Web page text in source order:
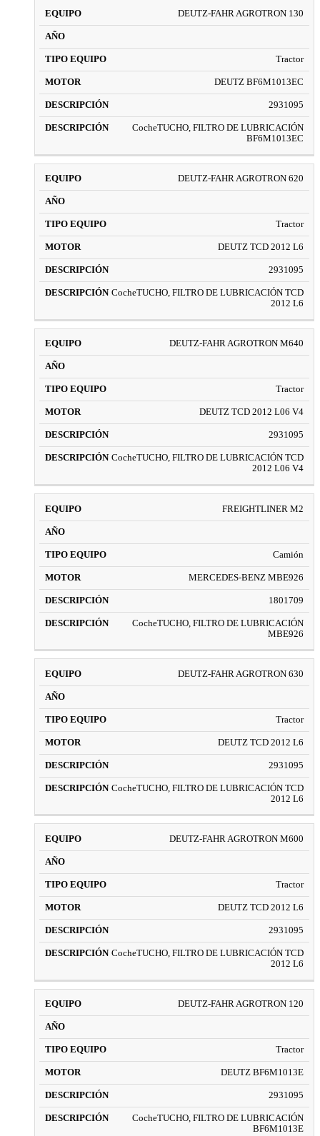
DEUTZ-FAHR AGROTRON 130
Tractor
DEUTZ BF6M1013EC
2931095
CocheTUCHO, FILTRO DE LUBRICACIÓN
BF6M1013EC
DEUTZ-FAHR AGROTRON 620
Tractor
DEUTZ TCD 2012 L6
2931095
CocheTUCHO, FILTRO DE LUBRICACIÓN TCD
2012 L6
DEUTZ-FAHR AGROTRON M640
Tractor
DEUTZ TCD 2012 L06 V4
2931095
CocheTUCHO, FILTRO DE LUBRICACIÓN TCD
2012 L06 V4
FREIGHTLINER M2
Camión
MERCEDES-BENZ MBE926
1801709
CocheTUCHO, FILTRO DE LUBRICACIÓN
MBE926
DEUTZ-FAHR AGROTRON 630
Tractor
DEUTZ TCD 2012 L6
2931095
CocheTUCHO, FILTRO DE LUBRICACIÓN TCD
2012 L6
DEUTZ-FAHR AGROTRON M600
Tractor
DEUTZ TCD 2012 L6
2931095
CocheTUCHO, FILTRO DE LUBRICACIÓN TCD
2012 L6
DEUTZ-FAHR AGROTRON 120
Tractor
DEUTZ BF6M1013E
2931095
CocheTUCHO, FILTRO DE LUBRICACIÓN
BF6M1013E